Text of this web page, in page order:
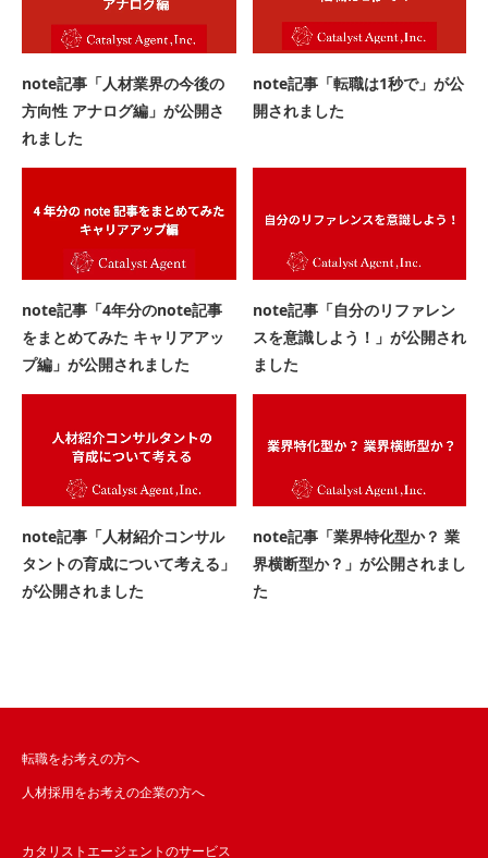
note記事「人材業界の今後の
方向性 アナログ編」が公開さ
れました
note記事「転職は1秒で」が公
開されました
note記事「4年分のnote記事
をまとめてみた キャリアアッ
プ編」が公開されました
note記事「自分のリファレン
スを意識しよう！」が公開され
ました
note記事「人材紹介コンサル
タントの育成について考える」
が公開されました
note記事「業界特化型か？ 業
界横断型か？」が公開されまし
た
転職をお考えの方へ
人材採用をお考えの企業の方へ
カタリストエージェントのサービス